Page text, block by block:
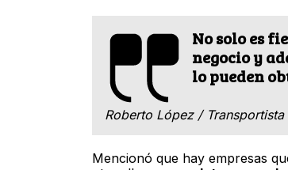
No solo es
negocio y
lo pueden
Roberto López /
Mencionó que hay empresas